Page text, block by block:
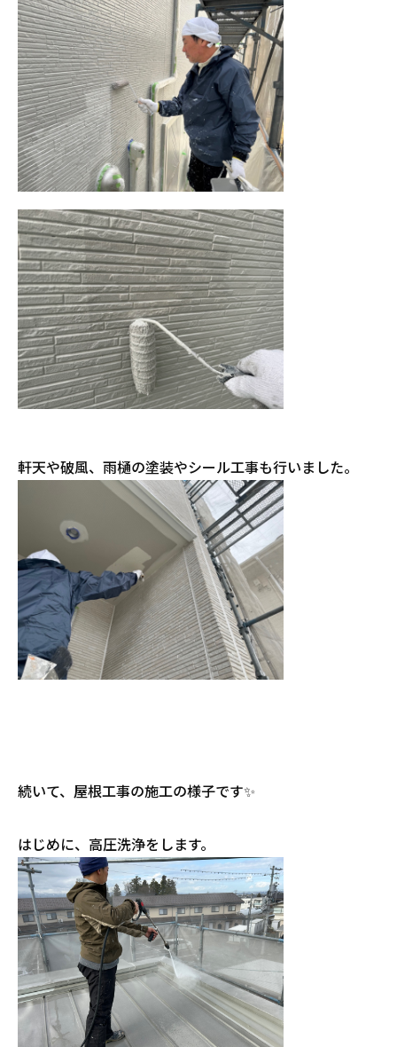
軒天や破風、雨樋の塗装やシール工事も行いました。
続いて、屋根工事の施工の様子です✨
はじめに、高圧洗浄をします。